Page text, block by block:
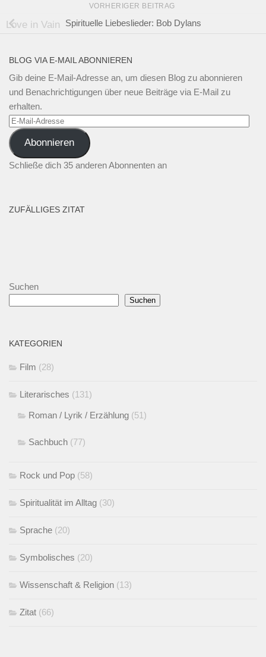
VORHERIGER BEITRAG
Spirituelle Liebeslieder: Bob Dylans
Love in Vain
BLOG VIA E-MAIL ABONNIEREN
Gib deine E-Mail-Adresse an, um diesen Blog zu abonnieren
und Benachrichtigungen über neue Beiträge via E-Mail zu
erhalten.
E-
Mail-
Adresse
Abonnieren
Schließe dich 35 anderen Abonnenten an
ZUFÄLLIGES ZITAT
Suchen
Suchen
KATEGORIEN
Film (28)
Literarisches (131)
Roman / Lyrik / Erzählung (51)
Sachbuch (77)
Rock und Pop (58)
Spiritualität im Alltag (30)
Sprache (20)
Symbolisches (20)
Wissenschaft & Religion (13)
Zitat (66)